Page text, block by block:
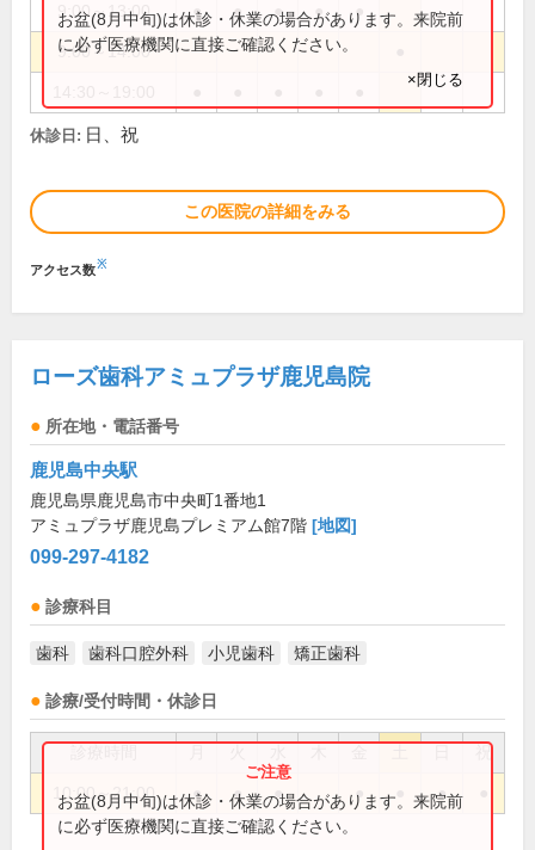
9:00～13:00 ● ● ● ● ●
9:00～14:00
お盆(8月中旬)は休診・休業の場合があります。来院前
に必ず医療機関に直接ご確認ください。
×閉じる
休診日: 日、祝
この医院の詳細をみる
アクセス数※
ローズ歯科アミュプラザ鹿児島院
所在地・電話番号
鹿児島中央駅
鹿児島県鹿児島市中央町1番地1
アミュプラザ鹿児島プレミアム館7階 [地図]
099-297-4182
診療科目
歯科 歯科口腔外科 小児歯科 矯正歯科
診療/受付時間・休診日
祝
10:00～21:00 ● ● ● ● ●
お盆(8月中旬)は休診・休業の場合があります。来院前
に必ず医療機関に直接ご確認ください。